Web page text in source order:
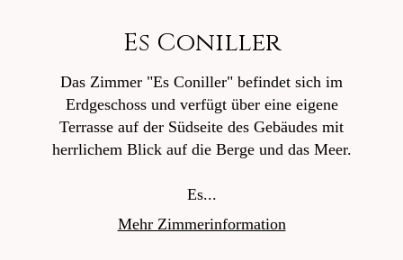
Es Coniller
Das Zimmer "Es Coniller" befindet sich im
Erdgeschoss und verfügt über eine eigene
Terrasse auf der Südseite des Gebäudes mit
herrlichem Blick auf die Berge und das Meer.
Es...
Mehr Zimmerinformation